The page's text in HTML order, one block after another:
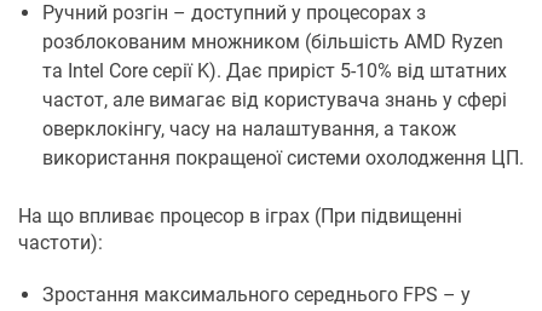
Ручний розгін – доступний у процесорах з
розблокованим множником (більшість AMD Ryzen
та Intel Core серії K). Дає приріст 5-10% від штатних
частот, але вимагає від користувача знань у сфері
оверклокінгу, часу на налаштування, а також
використання покращеної системи охолодження ЦП.
На що впливає процесор в іграх (При підвищенні
частоти):
Зростання максимального середнього FPS – у